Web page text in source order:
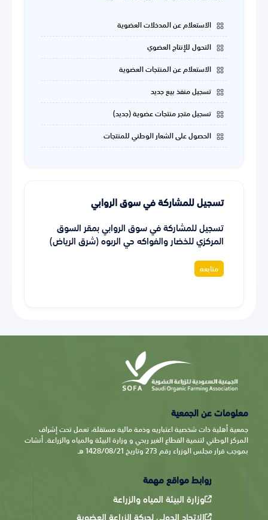
الاستعلام عن المدخلات العضوية
التحول للإنتاج العضوي
الاستعلام عن المنتجات العضوية
تسجيل منفذ بيع جديد
تسجيل متجر منتجات عضوية (جديد)
الحصول على الشعار الوطني للمنتجات
تسجيل للمشاركة في سوق الروابي
تسجيل للمشاركة في سوق الروابي بمقر السوق
المركزي للخضار والفواكه حي الربوه (شرق الرياض)
متابعه
معلومات عن الجمعية
جمعية أهلية ذات شخصية اعتباريه وذمة مالية مستقلة، تعمل تحت إشراف
المركز الوطني لتنمية القطاع الغير ربحي و وزارة البيئة والمياه والزراعة. أنشات
بموجب قرار مجلس الوزراء رقم 273 وتاريخ 1428/08/21 هـ
روابط مواقع مهمة
وزارة البيئة المياه والزراعة